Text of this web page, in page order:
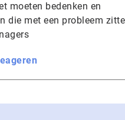
moeten bedenken en
die met een probleem